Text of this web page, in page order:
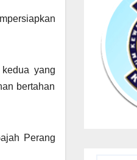
yang
bertahan
Perang